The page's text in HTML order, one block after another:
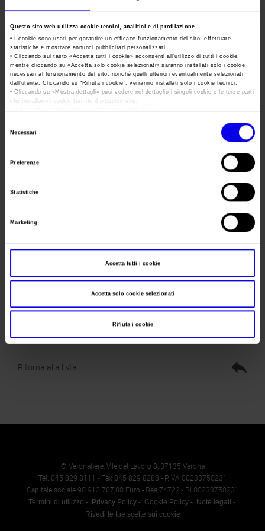
Questo sito web utilizza cookie tecnici, analitici e di profilazione
• I cookie sono usati per garantire un efficace funzionamento del sito, effettuare
statistiche e mostrare annunci pubblicitari personalizzati.
• Cliccando sul tasto «Accetta tutti i cookie» acconsenti all’utilizzo di tutti i cookie,
mentre cliccando su «Accetta solo cookie selezionati» saranno installati solo i cookie
necessari al funzionamento del sito, nonché quelli ulteriori eventualmente selezionati
dall’utente. Cliccando su “ Rifiuta i cookie”, verranno installati solo i cookie tecnici.
• Cliccando su «Mostra dettagli» puoi vedere nel dettaglio i singoli cookie e le terze parti
che installano i cookie tramite il presente sito.
Necessari
Preferenze
Statistiche
Marketing
Accetta tutti i cookie
Accetta solo cookie selezionati
Rifiuta i cookie
Carta dei Valori
Parità di genere
Modello di Organizzazione, Gestione e Controllo
Codice Etico
Accredito Stampa Marmomac 2026
Servizi in quartiere per la stampa
Contatti Ufficio Stampa
Lavora con noi
Contatti
Data
01/03/2026 - 03/03/2026
Frequenza
Annual
Website
https://www.solexpo.com/
Segreteria
Indirizzo
Website
Ottieni il biglietto
Richiedi l'accredito stampa
Ritorna alla lista
© Veronafiere, V.le del Lavoro 8, 37135 Verona
Tel. 045 829 8111 - Fax 045 829 8288 - P.IVA 00233750231
Capitale sociale 90.912.707,00 Euro - Rea 74722 - RI 00233750231
Termini di utilizzo Privacy Policy Cookie Policy
Note legali
Rivedi le tue scelte sui cookie